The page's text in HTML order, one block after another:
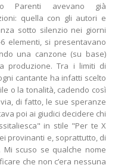
Parenti avevano già
quella con gli autori e
sotto silenzio nei giorni
elementi, si presentavano
una canzone (su base)
produzione. Tra i limiti di
cantante ha infatti scelto
o la tonalità, cadendo così
di fatto, le sue speranze
poi ai giudici decidere chi
in stile "Per te X
provinanti e, soprattutto, di
scuso se qualche nome
che non c’era nessuna